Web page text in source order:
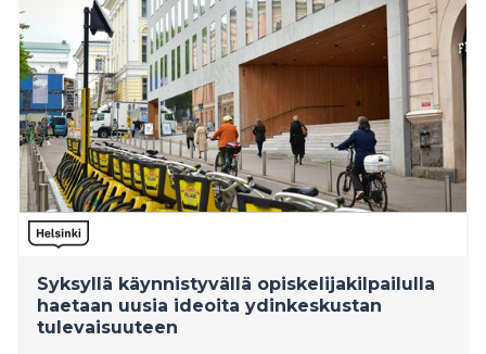
Syksyllä käynnistyvällä opiskelijakilpailulla
haetaan uusia ideoita ydinkeskustan
tulevaisuuteen